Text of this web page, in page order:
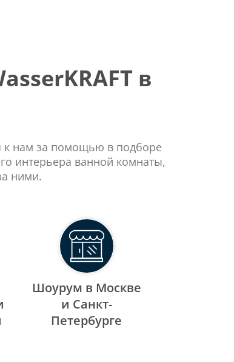
в
к нам за помощью в подборе
интерьера ванной комнаты,
ними.
Шоурум в Москве
и Санкт-
Петербурге